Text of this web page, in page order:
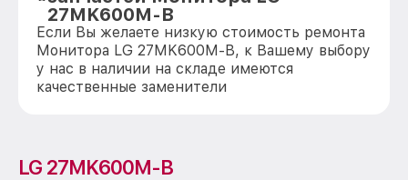
27MK600M-B
Если Вы желаете низкую стоимость ремонта
Монитора LG 27MK600M-B, к Вашему выбору
у нас в наличии на складе имеются
качественные заменители
LG 27MK600M-B